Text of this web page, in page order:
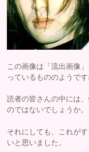
この画像は「流出画像
っているもののようです
読者の皆さんの中には
のではないでしょうか。
それにしても、これが
いと思いました。